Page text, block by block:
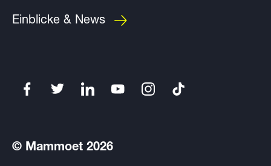
Einblicke & News
© Mammoet 2026